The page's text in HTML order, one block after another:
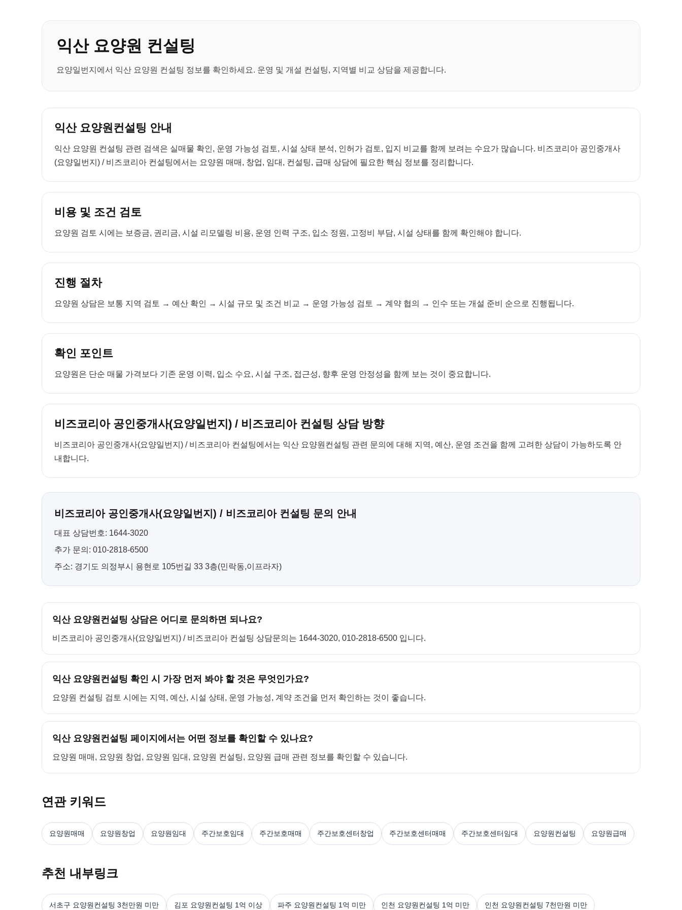
익산 요양원 컨설팅
요양일번지에서 익산 요양원 컨설팅 정보를 확인하세요. 운영 및 개설 컨설팅, 지역별 비교 상담을 제공합니다.
익산 요양원컨설팅 안내
익산 요양원 컨설팅 관련 검색은 실매물 확인, 운영 가능성 검토, 시설 상태 분석, 인허가 검토, 입지 비교를 함께 보려는 수요가 많습니다. 비즈코리아 공인중개사
(요양일번지) / 비즈코리아 컨설팅에서는 요양원 매매, 창업, 임대, 컨설팅, 급매 상담에 필요한 핵심 정보를 정리합니다.
비용 및 조건 검토
요양원 검토 시에는 보증금, 권리금, 시설 리모델링 비용, 운영 인력 구조, 입소 정원, 고정비 부담, 시설 상태를 함께 확인해야 합니다.
진행 절차
요양원 상담은 보통 지역 검토 → 예산 확인 → 시설 규모 및 조건 비교 → 운영 가능성 검토 → 계약 협의 → 인수 또는 개설 준비 순으로 진행됩니다.
확인 포인트
요양원은 단순 매물 가격보다 기존 운영 이력, 입소 수요, 시설 구조, 접근성, 향후 운영 안정성을 함께 보는 것이 중요합니다.
비즈코리아 공인중개사(요양일번지) / 비즈코리아 컨설팅 상담 방향
비즈코리아 공인중개사(요양일번지) / 비즈코리아 컨설팅에서는 익산 요양원컨설팅 관련 문의에 대해 지역, 예산, 운영 조건을 함께 고려한 상담이 가능하도록 안
내합니다.
비즈코리아 공인중개사(요양일번지) / 비즈코리아 컨설팅 문의 안내
대표 상담번호: 1644-3020
추가 문의: 010-2818-6500
주소: 경기도 의정부시 용현로 105번길 33 3층(민락동,이프라자)
익산 요양원컨설팅 상담은 어디로 문의하면 되나요?
비즈코리아 공인중개사(요양일번지) / 비즈코리아 컨설팅 상담문의는 1644-3020, 010-2818-6500 입니다.
익산 요양원컨설팅 확인 시 가장 먼저 봐야 할 것은 무엇인가요?
요양원 컨설팅 검토 시에는 지역, 예산, 시설 상태, 운영 가능성, 계약 조건을 먼저 확인하는 것이 좋습니다.
익산 요양원컨설팅 페이지에서는 어떤 정보를 확인할 수 있나요?
요양원 매매, 요양원 창업, 요양원 임대, 요양원 컨설팅, 요양원 급매 관련 정보를 확인할 수 있습니다.
연관 키워드
요양원매매 요양원창업 요양원임대 주간보호임대 주간보호매매 주간보호센터창업 주간보호센터매매 주간보호센터임대 요양원컨설팅 요양원급매
추천 내부링크
서초구 요양원컨설팅 3천만원 미만 김포 요양원컨설팅 1억 이상 파주 요양원컨설팅 1억 미만 인천 요양원컨설팅 1억 미만 인천 요양원컨설팅 7천만원 미만